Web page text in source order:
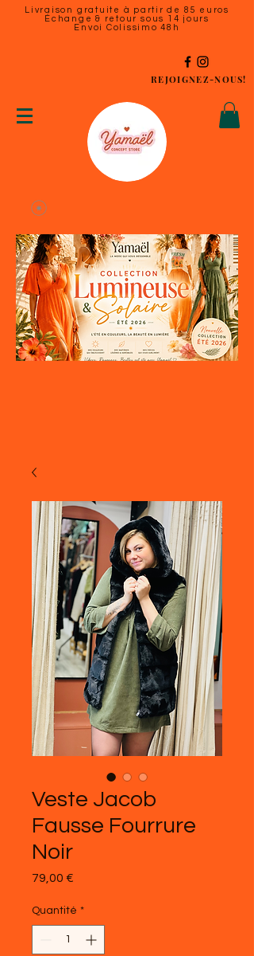
Livraison gratuite à partir de 85 euros
Échange & retour sous 14 jours
Envoi Colissimo 48h
REJOIGNEZ-NOUS!
Veste Jacob
Fausse Fourrure
Noir
79,00 €
Quantité *